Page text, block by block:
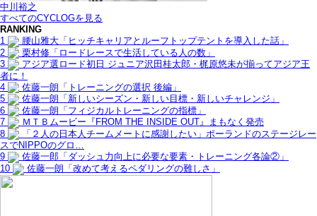
中川裕之
すべてのCYCLOGを見る
RANKING
1
腰山雅大「ヒッチキャリアとルーフトップテントを導入した話」
2
栗村修「ロードレースで生活している人の数」
3
アジア選ロード初日 ジュニア沢田桂太郎・梶原悠未が揃ってアジア王
者に！
4
佐藤一朗「トレーニングの選択 後編」
5
佐藤一朗「新しいシーズン・新しい目標・新しいチャレンジ」
6
佐藤一朗「フィジカルトレーニングの指標」
7
ＭＴＢムービー『FROM THE INSIDE OUT』まもなく発売
8
「２人の日本人チームメートに感謝したい」ポーランドのステージレー
スでNIPPOのグロ…
9
佐藤一郎「ダッシュ力向上に必要な要素・トレーニング各論②」
10
佐藤一朗「改めて考えるペダリングの難しさ」